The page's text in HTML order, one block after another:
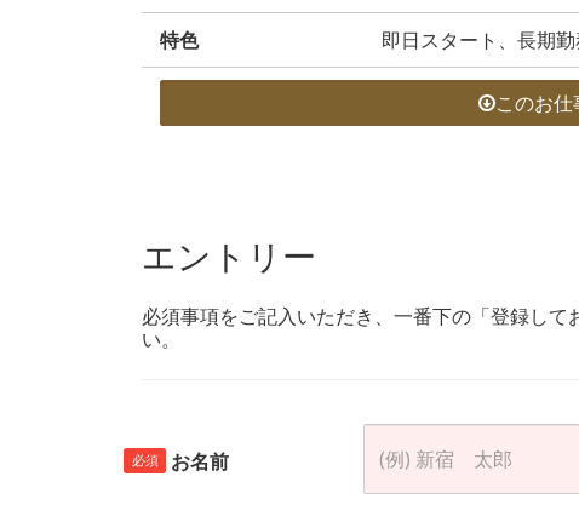
特色 即日スタート、長期勤
このお
エントリー
必須事項をご記入いただき、一番下の「登録し
い。
必須 お名前